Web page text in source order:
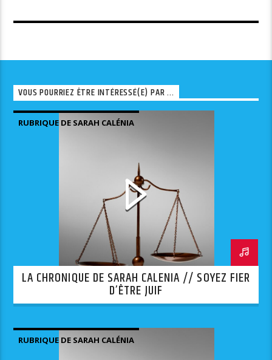
VOUS POURRIEZ ÊTRE INTÉRESSÉ(E) PAR ...
RUBRIQUE DE SARAH CALÉNIA
LA CHRONIQUE DE SARAH CALENIA // SOYEZ FIER
D’ÊTRE JUIF
RUBRIQUE DE SARAH CALÉNIA